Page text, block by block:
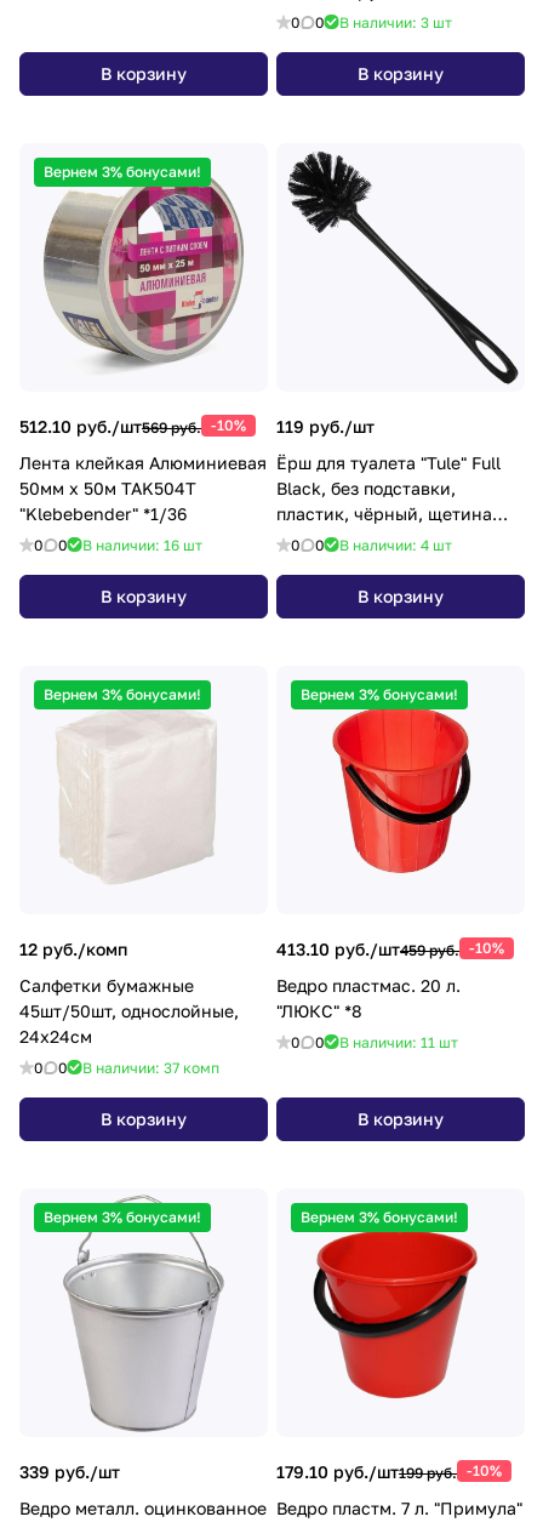
В корзину
0 0 В наличии: 3 шт
В корзину
Вернем 3% бонусами!
512.10 руб./шт569 руб. -10%
Лента клейкая Алюминиевая
50мм х 50м TAK504T
"Klebebender" *1/36
0 0 В наличии: 16 шт
В корзину
119 руб./шт
Ёрш для туалета "Tule" Full
Black, без подставки,
пластик, чёрный, щетина
чёрная
0 0 В наличии: 4 шт
В корзину
Вернем 3% бонусами!
12 руб./комп
Салфетки бумажные
45шт/50шт, однослойные,
24х24см
0 0 В наличии: 37 комп
В корзину
Вернем 3% бонусами!
413.10 руб./шт459 руб. -10%
Ведро пластмас. 20 л.
"ЛЮКС" *8
0 0 В наличии: 11 шт
В корзину
Вернем 3% бонусами!
339 руб./шт
Ведро металл. оцинкованное
Вернем 3% бонусами!
179.10 руб./шт199 руб. -10%
Ведро пластм. 7 л. "Примула"